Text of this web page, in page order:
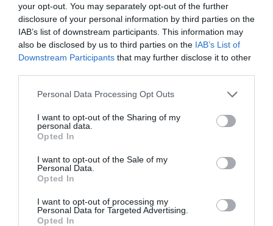
your opt-out. You may separately opt-out of the further
disclosure of your personal information by third parties on the
IAB’s list of downstream participants. This information may
also be disclosed by us to third parties on the IAB’s List of
Downstream Participants that may further disclose it to other
Please note that this website/app uses one or more Google
not limited to your visit or usage behaviour. You may click to
grant or deny consent to Google and its third-party tags to
use your data for below specified purposes in below Google
consent section.
Personal Data Processing Opt Outs
I want to opt-out of the Sharing of my
personal data.
Opted In
I want to opt-out of the Sale of my
Personal Data.
Opted In
I want to opt-out of processing my
Personal Data for Targeted Advertising.
Opted In
Στην εκδήλωση συμμετείχαν επίσης ο
Πρέσβης της Ελλάδας στο Ηνωμένο
Βασίλειο, Ιωάννης Τσαούσης, καθώς και ο
Γενικός Διευθυντής Εργασιακών Σχέσεων,
Κωνσταντίνος Αγραπιδάς.
GREECE
ΚΑΡΑΓΚΟΥΝΗΣ
ΚΕΡΑΜΕΩΣ